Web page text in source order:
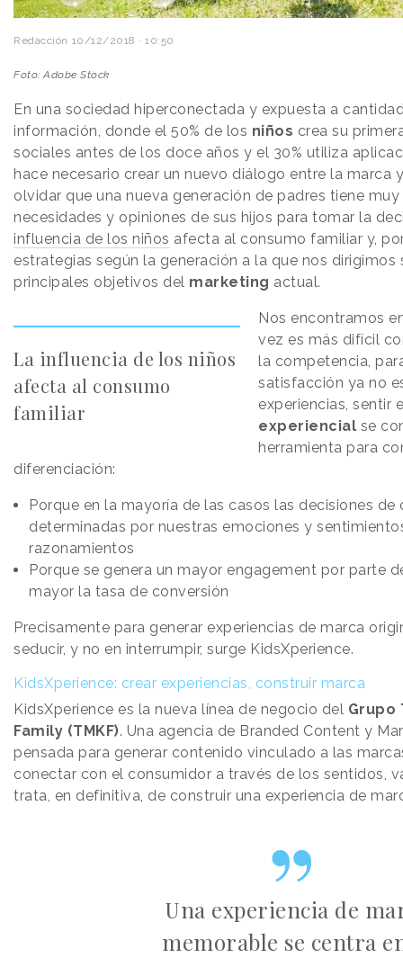
Redacción 10/12/2018 · 10:50
Foto: Adobe Stock
En una sociedad hiperconectada y expuesta a
información, donde el 50% de los niños crea su
sociales antes de los doce años y el 30% utiliza
hace necesario crear un nuevo diálogo entre la marca
olvidar que una nueva generación de padres tiene
necesidades y opiniones de sus hijos para tomar la
influencia de los niños afecta al consumo familiar y,
estrategias según la generación a la que nos
principales objetivos del marketing actual.
La influencia de los niños
afecta al consumo
familiar
Nos encontramos
vez es más difícil
la competencia,
satisfacción ya no
experiencias, sentir
experiencial se
herramienta para
diferenciación:
Porque en la mayoría de las casos las decisiones de
determinadas por nuestras emociones y
razonamientos
Porque se genera un mayor engagement por parte
mayor la tasa de conversión
Precisamente para generar experiencias de marca
seducir, y no en interrumpir, surge KidsXperience.
KidsXperience: crear experiencias, construir marca
KidsXperience es la nueva línea de negocio del Grupo
Family (TMKF). Una agencia de Branded Content y
pensada para generar contenido vinculado a las
conectar con el consumidor a través de los sentidos,
trata, en definitiva, de construir una experiencia de
Una experiencia de
memorable se centra